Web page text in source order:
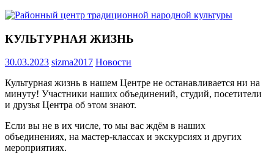
КУЛЬТУРНАЯ ЖИЗНЬ
30.03.2023 sizma2017 Новости
Культурная жизнь в нашем Центре не останавливается ни на
минуту! Участники наших объединений, студий, посетители
и друзья Центра об этом знают.
Если вы не в их числе, то мы вас ждём в наших
объединениях, на мастер-классах и экскурсиях и других
мероприятиях.